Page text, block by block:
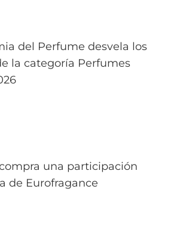
del Perfume desvela los
la categoría Perfumes
una participación
de Eurofragance